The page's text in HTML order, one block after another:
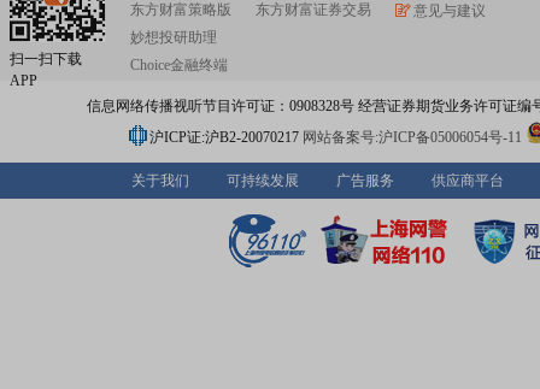
扫一扫下载
APP
东方财富策略版
妙想投研助理
Choice金融终端
东方财富证券交易
意见与建议
信息网络传播视听节目许可证：0908328号 经营证券期货业务许可证编
沪ICP证:沪B2-20070217 网站备案号:沪ICP备05006054号-11
关于我们 可持续发展 广告服务 供应商平台